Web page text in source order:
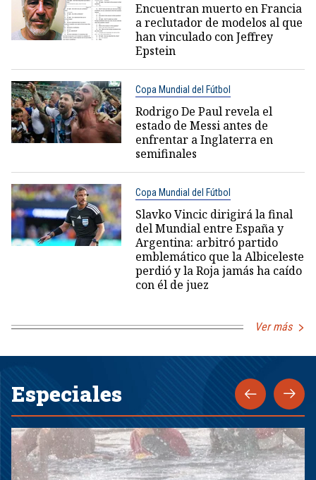
Encuentran muerto en Francia
a reclutador de modelos al que
han vinculado con Jeffrey
Epstein
Copa Mundial del Fútbol
Rodrigo De Paul revela el
estado de Messi antes de
enfrentar a Inglaterra en
semifinales
Copa Mundial del Fútbol
Slavko Vincic dirigirá la final
del Mundial entre España y
Argentina: arbitró partido
emblemático que la Albiceleste
perdió y la Roja jamás ha caído
con él de juez
Ver más
Especiales